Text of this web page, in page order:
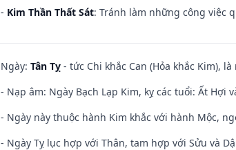
- Kim Thần Thất Sát: Tránh làm những công việc
Ngày: Tân Tỵ - tức Chi khắc Can (Hỏa khắc Kim),
- Nạp âm: Ngày Bạch Lạp Kim, kỵ các tuổi: Ất Hợi
- Ngày này thuộc hành Kim khắc với hành Mộc,
- Ngày Tỵ lục hợp với Thân, tam hợp với Sửu và